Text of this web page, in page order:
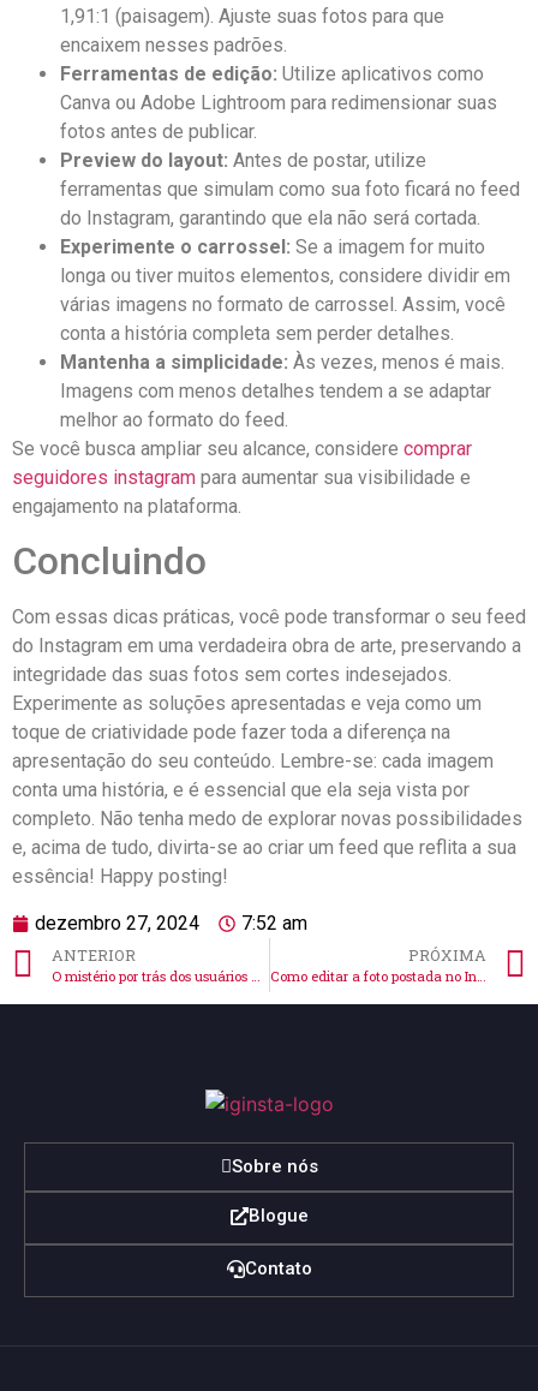
1,91:1 (paisagem).⁤ Ajuste suas fotos para que
encaixem nesses padrões.
Ferramentas⁤ de edição: ​Utilize aplicativos como
Canva ou​ Adobe Lightroom para redimensionar suas
fotos antes de publicar.
Preview do layout: Antes de postar, utilize
ferramentas que simulam como sua ⁣foto ficará no feed
do⁤ Instagram, ⁣garantindo que ela ‌não será cortada.
Experimente o carrossel: Se ​a imagem for muito
longa ou ‌tiver muitos elementos, considere dividir em
várias imagens no formato de carrossel. Assim, você
conta a história completa sem perder​ detalhes.
Mantenha a simplicidade: Às vezes, menos é ⁢mais.
Imagens com menos ‌detalhes⁢ tendem a se adaptar
melhor ao formato do‍ feed.
Se você busca ampliar seu alcance, considere comprar
seguidores instagram para aumentar⁣ sua visibilidade e
engajamento na ⁢plataforma.
Concluindo
Com essas dicas práticas, você pode transformar o seu feed
do Instagram em uma verdadeira obra de arte, preservando a‍
integridade das suas fotos sem cortes indesejados.
Experimente as soluções apresentadas e veja como um
toque de criatividade pode fazer toda ​a diferença na
‍apresentação do seu conteúdo. Lembre-se: cada imagem
conta uma história, e é essencial que⁣ ela seja vista por
completo. Não tenha medo de explorar novas possibilidades
e, acima de tudo, divirta-se ‍ao criar um feed que reflita‌ a sua
essência! Happy posting!
dezembro 27, 2024 7:52 am
ANTERIOR PRÓXIMA
Sobre nós
Blogue
Contato